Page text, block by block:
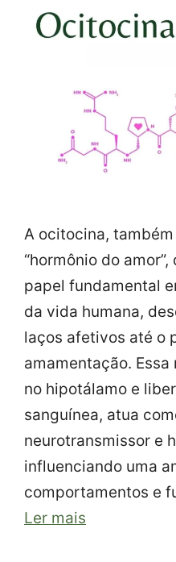
A ocitocina,
“hormônio do
papel fundamental
da vida humana,
laços afetivos até o
amamentação.
no hipotálamo e
sanguínea, atua
neurotransmissor e
influenciando uma
comportamentos e
Ler mais